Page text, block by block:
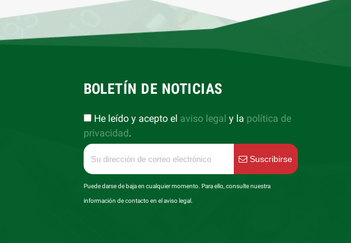
BOLETÍN DE NOTICIAS
He leído y acepto el aviso legal y la política de
privacidad.
Suscribirse
Puede darse de baja en cualquier momento. Para ello, consulte nuestra
información de contacto en el aviso legal.